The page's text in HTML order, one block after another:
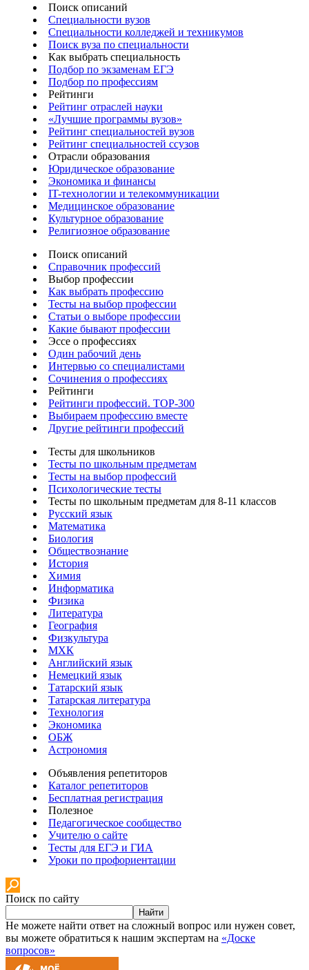
Поиск описаний
Специальности вузов
Специальности колледжей и техникумов
Поиск вуза по специальности
Как выбрать специальность
Подбор по экзаменам ЕГЭ
Подбор по профессиям
Рейтинги
Рейтинг отраслей науки
«Лучшие программы вузов»
Рейтинг специальностей вузов
Рейтинг специальностей ссузов
Отрасли образования
Юридическое образование
Экономика и финансы
IT-технологии и телекоммуникации
Медицинское образование
Культурное образование
Религиозное образование
Поиск описаний
Справочник профессий
Выбор профессии
Как выбрать профессию
Тесты на выбор профессии
Статьи о выборе профессии
Какие бывают профессии
Эссе о профессиях
Один рабочий день
Интервью со специалистами
Сочинения о профессиях
Рейтинги
Рейтинги профессий. TOP-300
Выбираем профессию вместе
Другие рейтинги профессий
Тесты для школьников
Тесты по школьным предметам
Тесты на выбор профессий
Психологические тесты
Тесты по школьным предметам для 8-11 классов
Русский язык
Математика
Биология
Обществознание
История
Химия
Информатика
Физика
Литература
География
Физкультура
МХК
Английский язык
Немецкий язык
Татарский язык
Татарская литература
Технология
Экономика
ОБЖ
Астрономия
Объявления репетиторов
Каталог репетиторов
Бесплатная регистрация
Полезное
Педагогическое сообщество
Учителю о сайте
Тесты для ЕГЭ и ГИА
Уроки по профориентации
Поиск по сайту
Найти
Не можете найти ответ на сложный вопрос или нужен совет,
вы можете обратиться к нашим экспертам на «Доске
вопросов»